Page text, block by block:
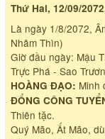
Thứ Hai, 12/09/
Là ngày 1/8/2072,
Nhâm Thìn)
Giờ đầu ngày: Mậu
Trực Phá - Sao
HOÀNG ĐẠO: Minh
ĐỔNG CÔNG
Thiên tặc.
Quý Mão, Ất Mão,